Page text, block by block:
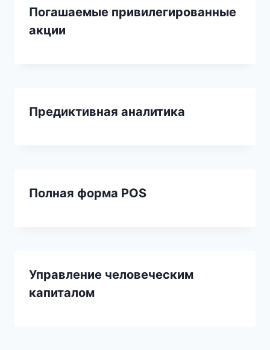
Погашаемые привилегированные
акции
Предиктивная аналитика
Полная форма POS
Управление человеческим
капиталом